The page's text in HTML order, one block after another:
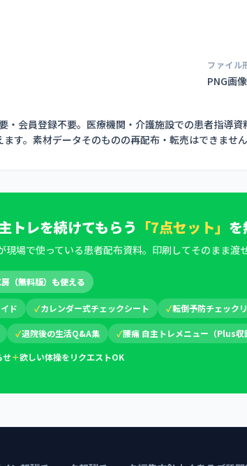
ファイル
PNG画
・会員登録不要。医療機関・介護施設での患者指導資
す。素材データそのものの再配布・転売はできませ
トレを続けてもらう 「7点セット」 を
現場で使っている患者配布資料。印刷してそのまま渡せ
（無料版）も使える
ド ✓カレンダー式チェックシート ✓転倒予防チェック
✓退院後の生活Q&A集 ✓腰痛 自主トレメニュー（Plus収
せ＋欲しい体操をリクエストOK